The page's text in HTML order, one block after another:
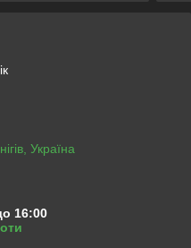
Україна
16:00